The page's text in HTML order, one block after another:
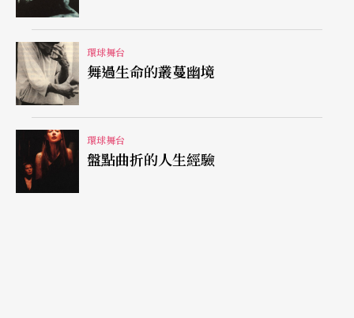
告訴聽衆，當太太問了一句話之後，先生過了半個
小時才回應的妙象。她也說了一個暑假在中國城麥
當勞打工的經驗，敘述她的中國籍同僚對她好奇的
猜想，以及安德生自己在打包薯條中獲得的領悟。
在二十幾個故事中，有些教人不禁懷疑它們的眞實
性，但是安德生的說法是，以她的角度來看世界，
有些故事是因爲她感興趣而寫，有些則是因爲令她
環球舞台
舞過生命的叢蔓幽境
環球舞台
盤點曲折的人生經驗